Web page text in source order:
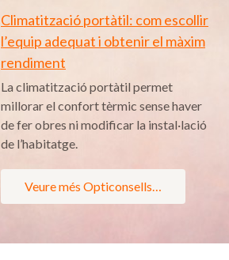
Climatització portàtil: com escollir
l’equip adequat i obtenir el màxim
rendiment
La climatització portàtil permet
millorar el confort tèrmic sense haver
de fer obres ni modificar la instal·lació
de l’habitatge.
Veure més Opticonsells…